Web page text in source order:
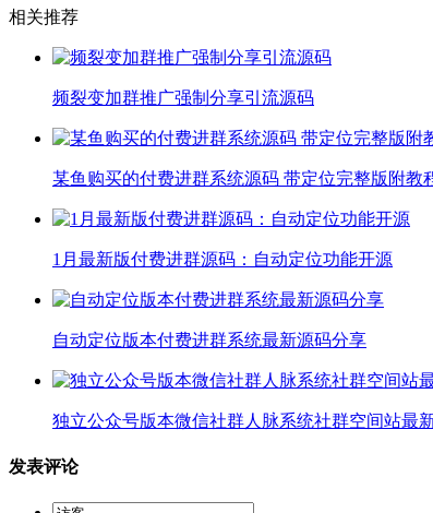
相关推荐
频裂变加群推广强制分享引流源码
某鱼购买的付费进群系统源码 带定位完整版附教
1月最新版付费进群源码：自动定位功能开源
自动定位版本付费进群系统最新源码分享
独立公众号版本微信社群人脉系统社群空间站最
发表评论